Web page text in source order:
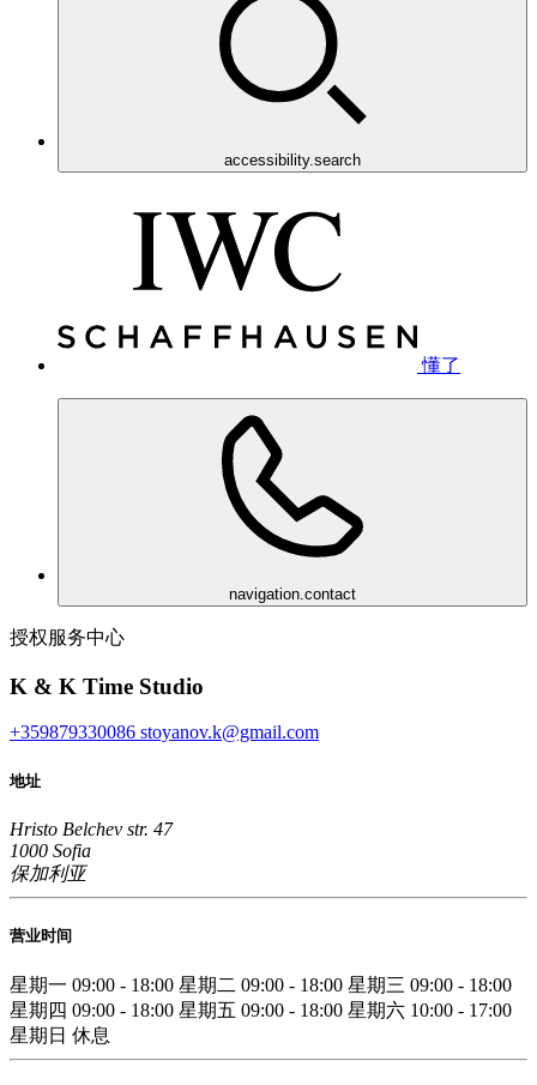
accessibility.search
懂了
navigation.contact
授权服务中心
K & K Time Studio
+359879330086 stoyanov.k@gmail.com
地址
Hristo Belchev str. 47
1000 Sofia
保加利亚
营业时间
星期一 09:00 - 18:00 星期二 09:00 - 18:00 星期三 09:00 - 18:00
星期四 09:00 - 18:00 星期五 09:00 - 18:00 星期六 10:00 - 17:00
星期日 休息